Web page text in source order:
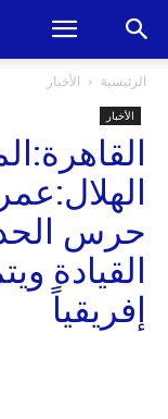
الرئيسية الأخبار
الأخبار
حرس
القيادة
إفريقياً